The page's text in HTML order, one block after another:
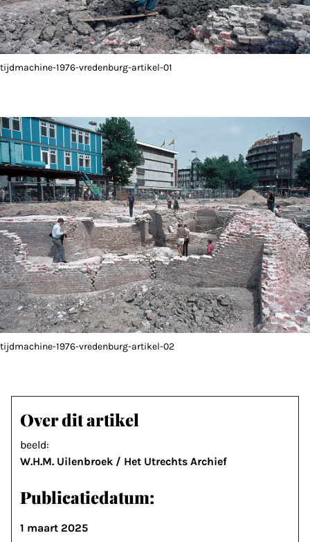
tijdmachine-1976-vredenburg-artikel-01
tijdmachine-1976-vredenburg-artikel-02
Over dit artikel
beeld:
W.H.M. Uilenbroek / Het Utrechts Archief
Publicatiedatum:
1 maart 2025